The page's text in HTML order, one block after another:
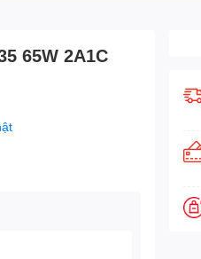
65W 2A1C